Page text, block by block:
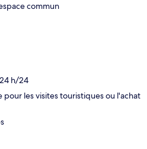
commun
h/24
pour les visites touristiques ou l'achat